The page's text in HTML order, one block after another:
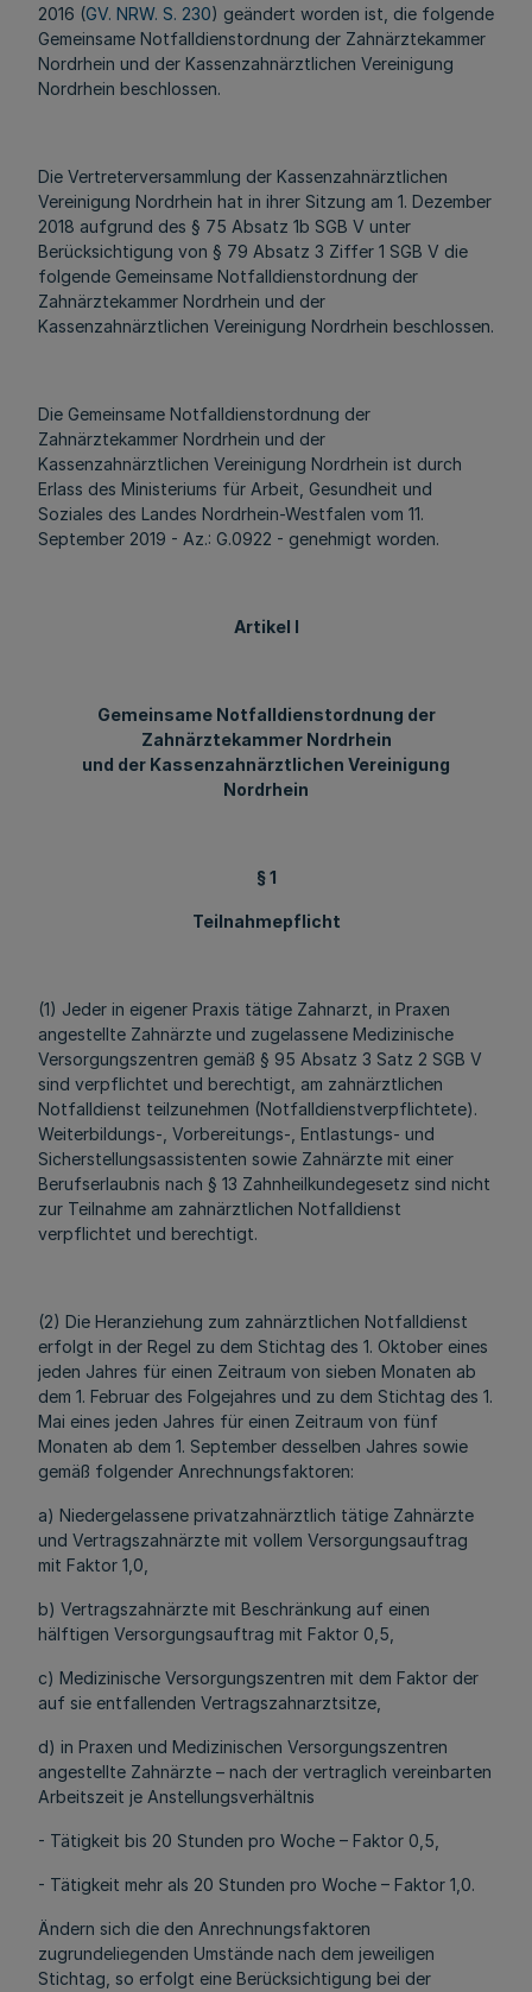
2016 (GV. NRW. S. 230) geändert worden ist, die folgende
Gemeinsame Notfalldienstordnung der Zahnärztekammer
Nordrhein und der Kassenzahnärztlichen Vereinigung
Nordrhein beschlossen.
Die Vertreterversammlung der Kassenzahnärztlichen
Vereinigung Nordrhein hat in ihrer Sitzung am 1. Dezember
2018 aufgrund des § 75 Absatz 1b SGB V unter
Berücksichtigung von § 79 Absatz 3 Ziffer 1 SGB V die
folgende Gemeinsame Notfalldienstordnung der
Zahnärztekammer Nordrhein und der
Kassenzahnärztlichen Vereinigung Nordrhein beschlossen.
Die Gemeinsame Notfalldienstordnung der
Zahnärztekammer Nordrhein und der
Kassenzahnärztlichen Vereinigung Nordrhein ist durch
Erlass des Ministeriums für Arbeit, Gesundheit und
Soziales des Landes Nordrhein-Westfalen vom 11.
September 2019 - Az.: G.0922 - genehmigt worden.
Artikel I
Gemeinsame Notfalldienstordnung der
Zahnärztekammer Nordrhein
und der Kassenzahnärztlichen Vereinigung
Nordrhein
§ 1
Teilnahmepflicht
(1) Jeder in eigener Praxis tätige Zahnarzt, in Praxen
angestellte Zahnärzte und zugelassene Medizinische
Versorgungszentren gemäß § 95 Absatz 3 Satz 2 SGB V
sind verpflichtet und berechtigt, am zahnärztlichen
Notfalldienst teilzunehmen (Notfalldienstverpflichtete).
Weiterbildungs-, Vorbereitungs-, Entlastungs- und
Sicherstellungsassistenten sowie Zahnärzte mit einer
Berufserlaubnis nach § 13 Zahnheilkundegesetz sind nicht
zur Teilnahme am zahnärztlichen Notfalldienst
verpflichtet und berechtigt.
(2) Die Heranziehung zum zahnärztlichen Notfalldienst
erfolgt in der Regel zu dem Stichtag des 1. Oktober eines
jeden Jahres für einen Zeitraum von sieben Monaten ab
dem 1. Februar des Folgejahres und zu dem Stichtag des 1.
Mai eines jeden Jahres für einen Zeitraum von fünf
Monaten ab dem 1. September desselben Jahres sowie
gemäß folgender Anrechnungsfaktoren:
a) Niedergelassene privatzahnärztlich tätige Zahnärzte
und Vertragszahnärzte mit vollem Versorgungsauftrag
mit Faktor 1,0,
b) Vertragszahnärzte mit Beschränkung auf einen
hälftigen Versorgungsauftrag mit Faktor 0,5,
c) Medizinische Versorgungszentren mit dem Faktor der
auf sie entfallenden Vertragszahnarztsitze,
d) in Praxen und Medizinischen Versorgungszentren
angestellte Zahnärzte – nach der vertraglich vereinbarten
Arbeitszeit je Anstellungsverhältnis
- Tätigkeit bis 20 Stunden pro Woche – Faktor 0,5,
- Tätigkeit mehr als 20 Stunden pro Woche – Faktor 1,0.
Ändern sich die den Anrechnungsfaktoren
zugrundeliegenden Umstände nach dem jeweiligen
Stichtag, so erfolgt eine Berücksichtigung bei der